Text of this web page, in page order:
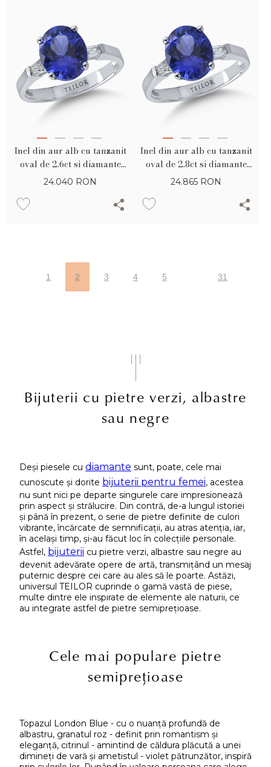
Inel din aur alb cu tanzanit
oval de 2.6ct si diamante
baguette de 0.1ct
24.040 RON
Inel din aur alb cu tanzanit
oval de 2.8ct si diamante
baguette de 0.1ct
24.865 RON
1 2 3 4 5 31
Bijuterii cu pietre verzi, albastre
sau negre
Deși piesele cu diamante sunt, poate, cele mai
cunoscute și dorite bijuterii pentru femei, acestea
nu sunt nici pe departe singurele care impresionează
prin aspect și strălucire. Din contră, de-a lungul istoriei
și până în prezent, o serie de pietre definite de culori
vibrante, încărcate de semnificații, au atras atenția, iar,
în același timp, și-au făcut loc în colecțiile personale.
Astfel, bijuterii cu pietre verzi, albastre sau negre au
devenit adevărate opere de artă, transmițând un mesaj
puternic despre cei care au ales să le poarte. Astăzi,
universul TEILOR cuprinde o gamă vastă de piese,
multe dintre ele inspirate de elemente ale naturii, ce
au integrate astfel de pietre semiprețioase.
Cele mai populare pietre
semiprețioase
Topazul London Blue - cu o nuanță profundă de
albastru, granatul roz - definit prin romantism și
eleganță, citrinul - amintind de căldura plăcută a unei
dimineți de vară și ametistul - violet pătrunzător, inspiră